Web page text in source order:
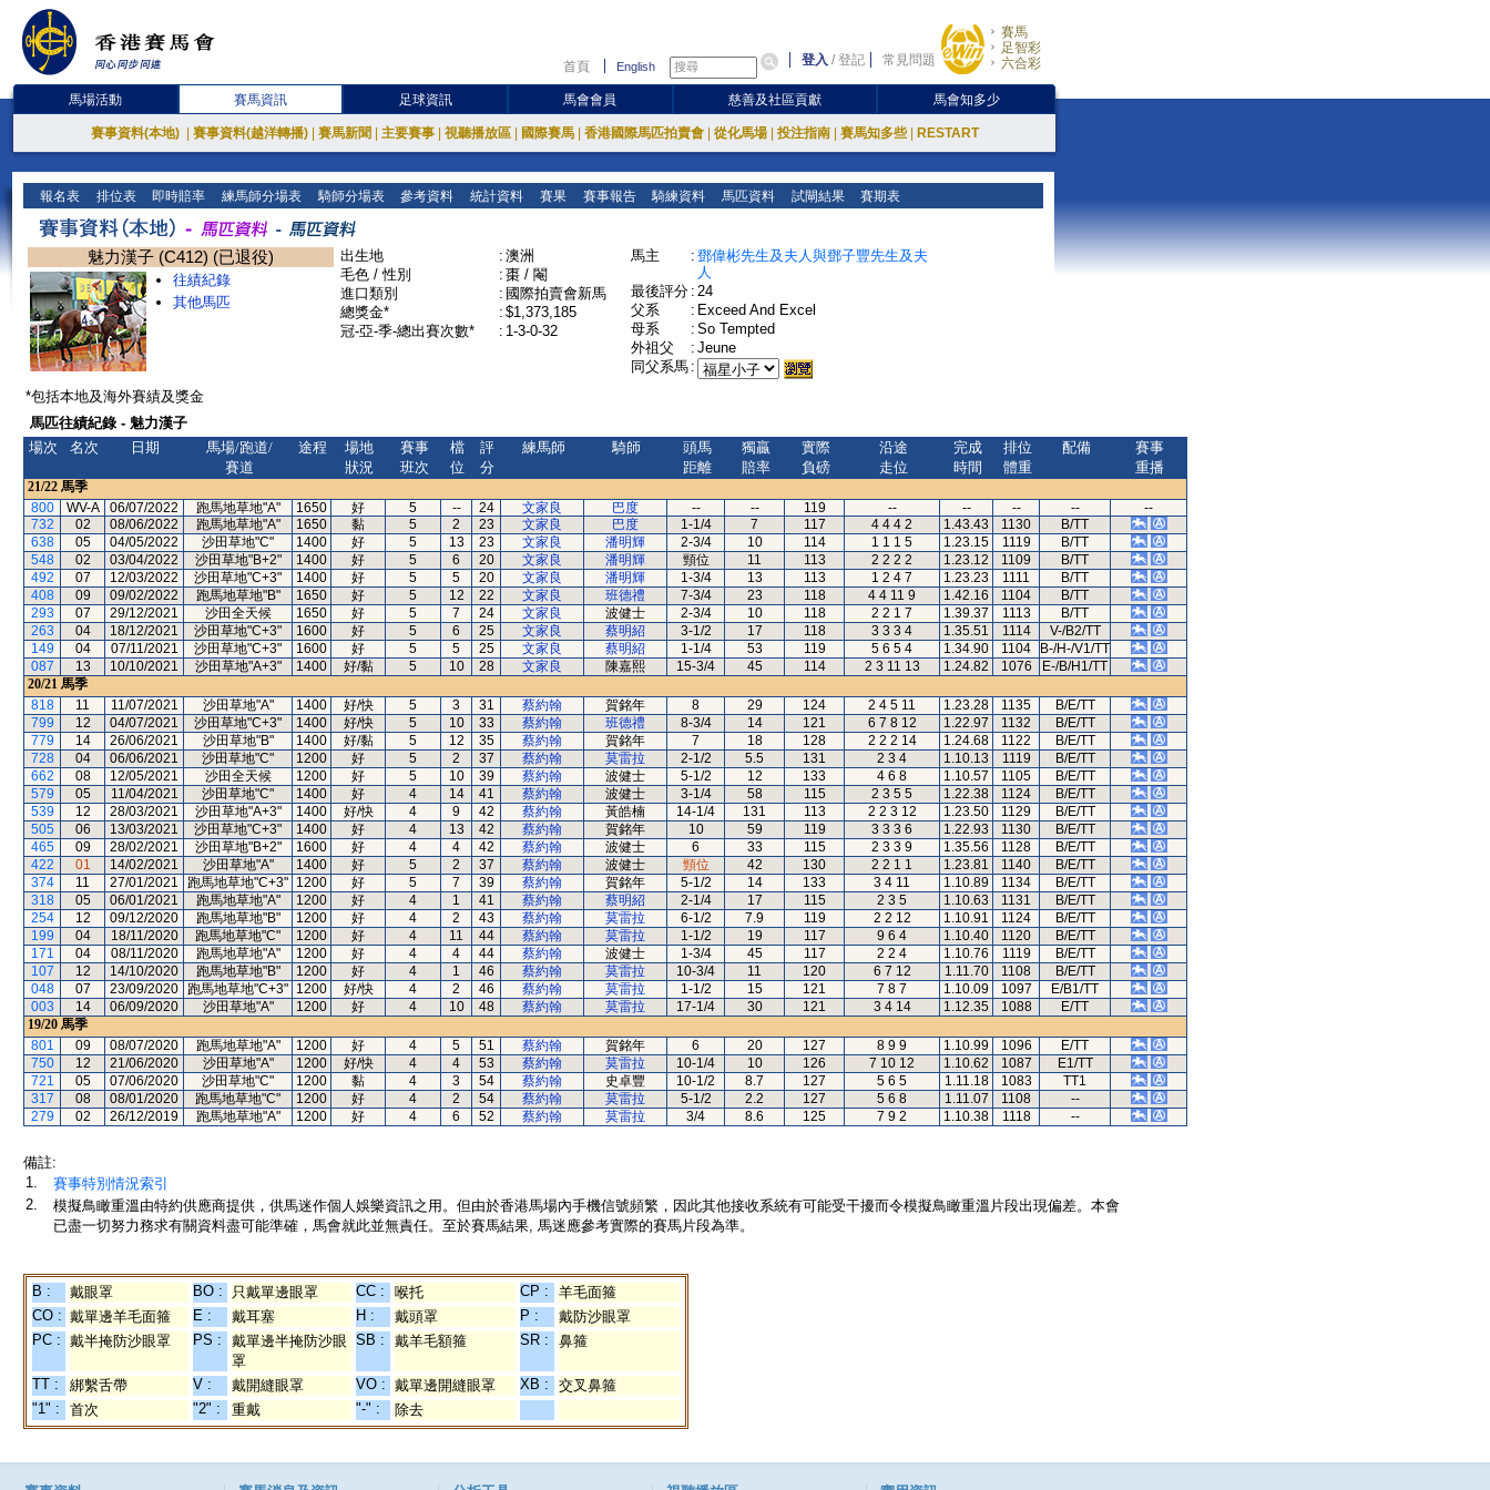
首頁 English 登入 /登記 常見問題
賽馬
足智彩
六合彩
馬場活動 賽馬資訊 足球資訊 馬會會員 慈善及社區貢獻 馬會知多少
賽事資料(本地) 賽事資料(越洋轉播) 賽馬新聞 主要賽事 視聽播放區 國際賽馬 香港國際馬匹拍賣會 從化馬場 投注指南 賽馬知多些 RESTART
報名表 排位表 即時賠率 練馬師分場表 騎師分場表 參考資料 統計資料 賽果 賽事報告 騎練資料 馬匹資料 試閘結果 賽期表
魅力漢子 (C412) (已退役)
往績紀錄
其他馬匹
出生地 : 澳洲
毛色 / 性別
: 棗 / 閹
進口類別
: 國際拍賣會新馬
總獎金*
: $1,373,185
冠-亞-季-總出賽次數*
: 1-3-0-32
馬主 : 鄧偉彬先生及夫人與鄧子豐先生及夫
人
最後評分 : 24
父系
: Exceed And Excel
母系
: So Tempted
外祖父
: Jeune
同父系馬 :
*包括本地及海外賽績及獎金
馬匹往績紀錄 - 魅力漢子
場次
名次 日期
馬場/跑道/
賽道
途程
場地
狀況
賽事
班次
檔
位
評
分
練馬師 騎師
頭馬
距離
獨贏
賠率
實際
負磅
沿途
走位
完成
時間
排位
體重
配備
賽事
重播
21/22 馬季
800
WV-A 06/07/2022 跑馬地草地"A" 1650 好 5 -- 24 文家良 巴度 -- -- 119 -- -- -- --
--
732
02 08/06/2022 跑馬地草地"A" 1650 黏 5 2 23 文家良 巴度 1-1/4 7 117 4 4 4 2 1.43.43 1130
B/TT
638
05 04/05/2022 沙田草地"C" 1400 好 5 13 23 文家良 潘明輝 2-3/4 10 114 1 1 1 5 1.23.15 1119
B/TT
548
02 03/04/2022 沙田草地"B+2" 1400 好 5 6 20 文家良 潘明輝 頸位 11 113 2 2 2 2 1.23.12 1109
B/TT
492
07 12/03/2022 沙田草地"C+3" 1400 好 5 5 20 文家良 潘明輝 1-3/4 13 113 1 2 4 7 1.23.23 1111
B/TT
408
09 09/02/2022 跑馬地草地"B" 1650 好 5 12 22 文家良 班德禮 7-3/4 23 118 4 4 11 9 1.42.16 1104
B/TT
293
07 29/12/2021 沙田全天候 1650 好 5 7 24 文家良 波健士 2-3/4 10 118 2 2 1 7 1.39.37 1113
B/TT
263
04 18/12/2021 沙田草地"C+3" 1600 好 5 6 25 文家良 蔡明紹 3-1/2 17 118 3 3 3 4 1.35.51 1114
V-/B2/TT
149
04 07/11/2021 沙田草地"C+3" 1600 好 5 5 25 文家良 蔡明紹 1-1/4 53 119 5 6 5 4 1.34.90 1104
B-/H-/V1/TT
087
13 10/10/2021 沙田草地"A+3" 1400 好/黏 5 10 28 文家良 陳嘉熙 15-3/4 45 114 2 3 11 13 1.24.82 1076
E-/B/H1/TT
20/21 馬季
818
11 11/07/2021 沙田草地"A" 1400 好/快 5 3 31 蔡約翰 賀銘年 8 29 124 2 4 5 11 1.23.28 1135
B/E/TT
799
12 04/07/2021 沙田草地"C+3" 1400 好/快 5 10 33 蔡約翰 班德禮 8-3/4 14 121 6 7 8 12 1.22.97 1132
B/E/TT
779
14 26/06/2021 沙田草地"B" 1400 好/黏 5 12 35 蔡約翰 賀銘年 7 18 128 2 2 2 14 1.24.68 1122
B/E/TT
728
04 06/06/2021 沙田草地"C" 1200 好 5 2 37 蔡約翰 莫雷拉 2-1/2 5.5 131 2 3 4 1.10.13 1119
B/E/TT
662
08 12/05/2021 沙田全天候 1200 好 5 10 39 蔡約翰 波健士 5-1/2 12 133 4 6 8 1.10.57 1105
B/E/TT
579
05 11/04/2021 沙田草地"C" 1400 好 4 14 41 蔡約翰 波健士 3-1/4 58 115 2 3 5 5 1.22.38 1124
B/E/TT
539
12 28/03/2021 沙田草地"A+3" 1400 好/快 4 9 42 蔡約翰 黃皓楠 14-1/4 131 113 2 2 3 12 1.23.50 1129
B/E/TT
505
06 13/03/2021 沙田草地"C+3" 1400 好 4 13 42 蔡約翰 賀銘年 10 59 119 3 3 3 6 1.22.93 1130
B/E/TT
465
09 28/02/2021 沙田草地"B+2" 1600 好 4 4 42 蔡約翰 波健士 6 33 115 2 3 3 9 1.35.56 1128
B/E/TT
422
01 14/02/2021 沙田草地"A" 1400 好 5 2 37 蔡約翰 波健士 頸位 42 130 2 2 1 1 1.23.81 1140
B/E/TT
374
11 27/01/2021 跑馬地草地"C+3" 1200 好 5 7 39 蔡約翰 賀銘年 5-1/2 14 133 3 4 11 1.10.89 1134
B/E/TT
318
05 06/01/2021 跑馬地草地"A" 1200 好 4 1 41 蔡約翰 蔡明紹 2-1/4 17 115 2 3 5 1.10.63 1131
B/E/TT
254
12 09/12/2020 跑馬地草地"B" 1200 好 4 2 43 蔡約翰 莫雷拉 6-1/2 7.9 119 2 2 12 1.10.91 1124
B/E/TT
199
04 18/11/2020 跑馬地草地"C" 1200 好 4 11 44 蔡約翰 莫雷拉 1-1/2 19 117 9 6 4 1.10.40 1120
B/E/TT
171
04 08/11/2020 跑馬地草地"A" 1200 好 4 4 44 蔡約翰 波健士 1-3/4 45 117 2 2 4 1.10.76 1119
B/E/TT
107
12 14/10/2020 跑馬地草地"B" 1200 好 4 1 46 蔡約翰 莫雷拉 10-3/4 11 120 6 7 12 1.11.70 1108
B/E/TT
048
07 23/09/2020 跑馬地草地"C+3" 1200 好/快 4 2 46 蔡約翰 莫雷拉 1-1/2 15 121 7 8 7 1.10.09 1097
E/B1/TT
003
14 06/09/2020 沙田草地"A" 1200 好 4 10 48 蔡約翰 莫雷拉 17-1/4 30 121 3 4 14 1.12.35 1088
E/TT
19/20 馬季
801
09 08/07/2020 跑馬地草地"A" 1200 好 4 5 51 蔡約翰 賀銘年 6 20 127 8 9 9 1.10.99 1096
E/TT
750
12 21/06/2020 沙田草地"A" 1200 好/快 4 4 53 蔡約翰 莫雷拉 10-1/4 10 126 7 10 12 1.10.62 1087
E1/TT
721
05 07/06/2020 沙田草地"C" 1200 黏 4 3 54 蔡約翰 史卓豐 10-1/2 8.7 127 5 6 5 1.11.18 1083
TT1
317
08 08/01/2020 跑馬地草地"C" 1200 好 4 2 54 蔡約翰 莫雷拉 5-1/2 2.2 127 5 6 8 1.11.07 1108
--
279
02 26/12/2019 跑馬地草地"A" 1200 好 4 6 52 蔡約翰 莫雷拉 3/4 8.6 125 7 9 2 1.10.38 1118 --
備註:
1.
賽事特別情況索引
2.
模擬鳥瞰重溫由特約供應商提供，供馬迷作個人娛樂資訊之用。但由於香港馬場內手機信號頻繁，因此其他接收系統有可能受干擾而令模擬鳥瞰重溫片段出現偏差。本會
已盡一切努力務求有關資料盡可能準確，馬會就此並無責任。至於賽馬結果, 馬迷應參考實際的賽馬片段為準。
B : 戴眼罩 BO : 只戴單邊眼罩 CC : 喉托 CP :
羊毛面箍
CO : 戴單邊羊毛面箍 E : 戴耳塞 H : 戴頭罩 P :
戴防沙眼罩
PC : 戴半掩防沙眼罩 PS :
戴單邊半掩防沙眼
罩
SB : 戴羊毛額箍 SR : 鼻箍
TT : 綁繫舌帶 V : 戴開縫眼罩 VO : 戴單邊開縫眼罩 XB :
交叉鼻箍
"1" :
首次 "2" : 重戴 "-" : 除去